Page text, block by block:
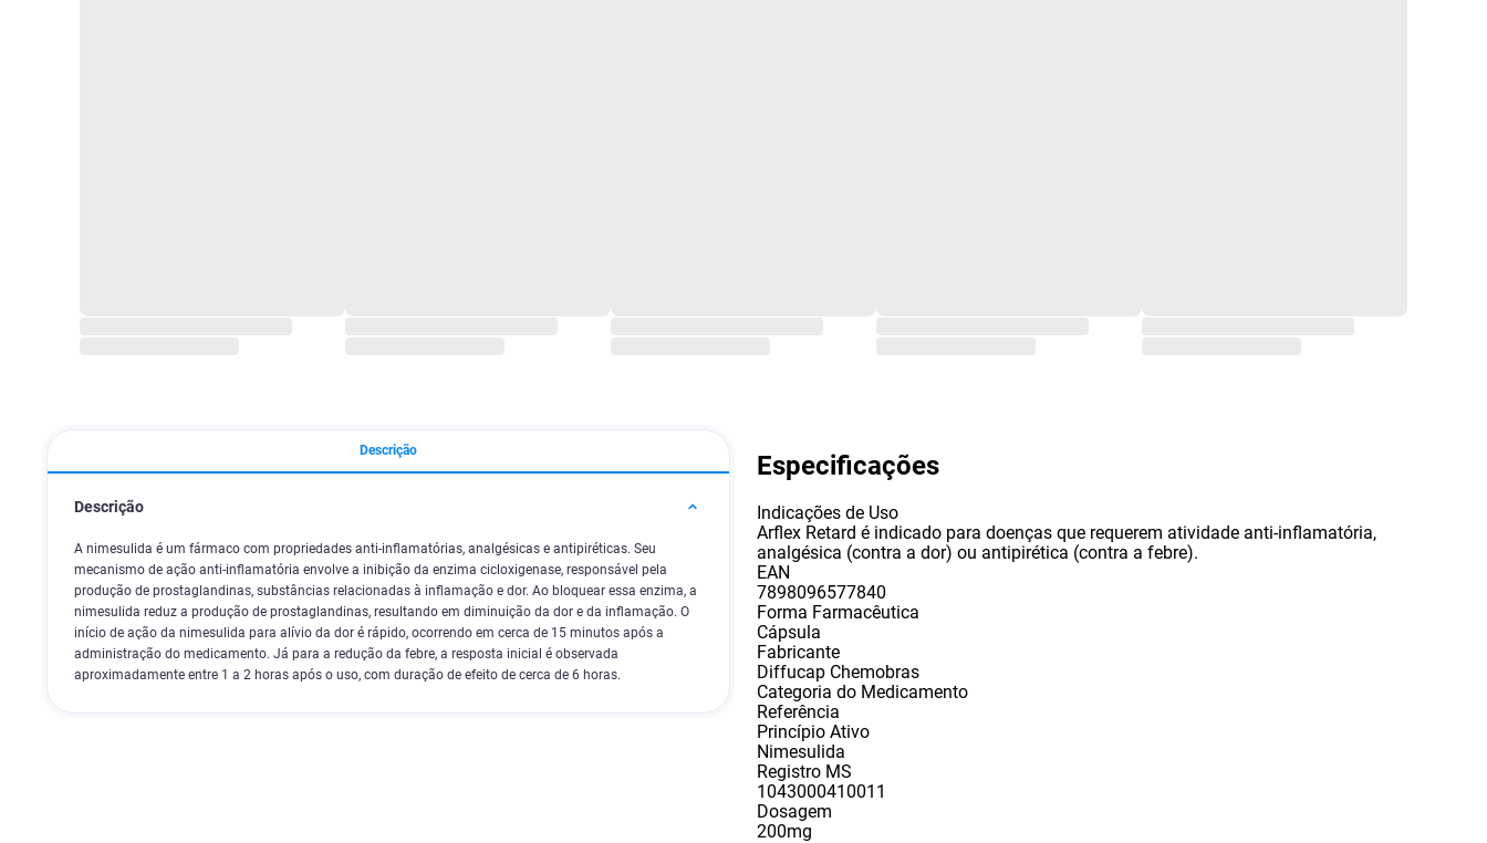
Descrição
Descrição
A nimesulida é um fármaco com propriedades anti-inflamatórias, analgésicas e antipiréticas. Seu
mecanismo de ação anti-inflamatória envolve a inibição da enzima cicloxigenase, responsável pela
produção de prostaglandinas, substâncias relacionadas à inflamação e dor. Ao bloquear essa enzima, a
nimesulida reduz a produção de prostaglandinas, resultando em diminuição da dor e da inflamação. O
início de ação da nimesulida para alívio da dor é rápido, ocorrendo em cerca de 15 minutos após a
administração do medicamento. Já para a redução da febre, a resposta inicial é observada
aproximadamente entre 1 a 2 horas após o uso, com duração de efeito de cerca de 6 horas.
Especificações
Indicações de Uso
Arflex Retard é indicado para doenças que requerem atividade anti-inflamatória,
analgésica (contra a dor) ou antipirética (contra a febre).
EAN
7898096577840
Forma Farmacêutica
Cápsula
Fabricante
Diffucap Chemobras
Categoria do Medicamento
Referência
Princípio Ativo
Nimesulida
Registro MS
1043000410011
Dosagem
200mg